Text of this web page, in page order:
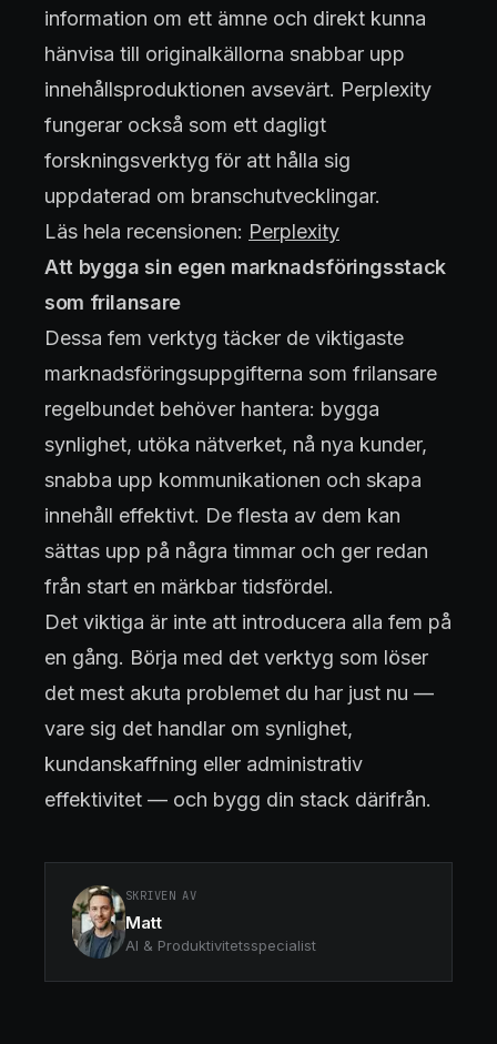
information om ett ämne och direkt kunna
hänvisa till originalkällorna snabbar upp
innehållsproduktionen avsevärt. Perplexity
fungerar också som ett dagligt
forskningsverktyg för att hålla sig
uppdaterad om branschutvecklingar.
Läs hela recensionen: Perplexity
Att bygga sin egen marknadsföringsstack
som frilansare
Dessa fem verktyg täcker de viktigaste
marknadsföringsuppgifterna som frilansare
regelbundet behöver hantera: bygga
synlighet, utöka nätverket, nå nya kunder,
snabba upp kommunikationen och skapa
innehåll effektivt. De flesta av dem kan
sättas upp på några timmar och ger redan
från start en märkbar tidsfördel.
Det viktiga är inte att introducera alla fem på
en gång. Börja med det verktyg som löser
det mest akuta problemet du har just nu —
vare sig det handlar om synlighet,
kundanskaffning eller administrativ
effektivitet — och bygg din stack därifrån.
SKRIVEN AV
Matt
AI & Produktivitetsspecialist